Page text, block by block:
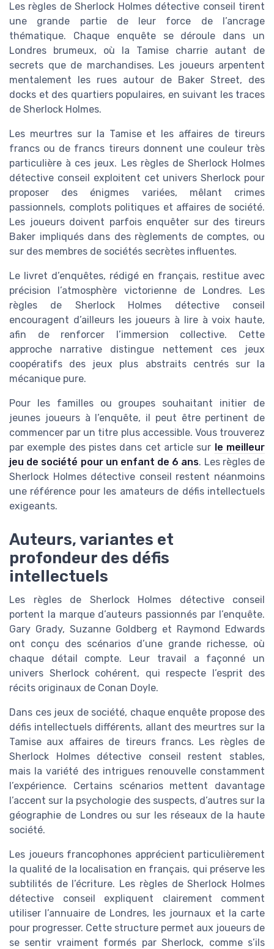
Les règles de Sherlock Holmes détective conseil tirent
une grande partie de leur force de l’ancrage
thématique. Chaque enquête se déroule dans un
Londres brumeux, où la Tamise charrie autant de
secrets que de marchandises. Les joueurs arpentent
mentalement les rues autour de Baker Street, des
docks et des quartiers populaires, en suivant les traces
de Sherlock Holmes.
Les meurtres sur la Tamise et les affaires de tireurs
francs ou de francs tireurs donnent une couleur très
particulière à ces jeux. Les règles de Sherlock Holmes
détective conseil exploitent cet univers Sherlock pour
proposer des énigmes variées, mêlant crimes
passionnels, complots politiques et affaires de société.
Les joueurs doivent parfois enquêter sur des tireurs
Baker impliqués dans des règlements de comptes, ou
sur des membres de sociétés secrètes influentes.
Le livret d’enquêtes, rédigé en français, restitue avec
précision l’atmosphère victorienne de Londres. Les
règles de Sherlock Holmes détective conseil
encouragent d’ailleurs les joueurs à lire à voix haute,
afin de renforcer l’immersion collective. Cette
approche narrative distingue nettement ces jeux
coopératifs des jeux plus abstraits centrés sur la
mécanique pure.
Pour les familles ou groupes souhaitant initier de
jeunes joueurs à l’enquête, il peut être pertinent de
commencer par un titre plus accessible. Vous trouverez
par exemple des pistes dans cet article sur le meilleur
jeu de société pour un enfant de 6 ans. Les règles de
Sherlock Holmes détective conseil restent néanmoins
une référence pour les amateurs de défis intellectuels
exigeants.
Auteurs, variantes et
profondeur des défis
intellectuels
Les règles de Sherlock Holmes détective conseil
portent la marque d’auteurs passionnés par l’enquête.
Gary Grady, Suzanne Goldberg et Raymond Edwards
ont conçu des scénarios d’une grande richesse, où
chaque détail compte. Leur travail a façonné un
univers Sherlock cohérent, qui respecte l’esprit des
récits originaux de Conan Doyle.
Dans ces jeux de société, chaque enquête propose des
défis intellectuels différents, allant des meurtres sur la
Tamise aux affaires de tireurs francs. Les règles de
Sherlock Holmes détective conseil restent stables,
mais la variété des intrigues renouvelle constamment
l’expérience. Certains scénarios mettent davantage
l’accent sur la psychologie des suspects, d’autres sur la
géographie de Londres ou sur les réseaux de la haute
société.
Les joueurs francophones apprécient particulièrement
la qualité de la localisation en français, qui préserve les
subtilités de l’écriture. Les règles de Sherlock Holmes
détective conseil expliquent clairement comment
utiliser l’annuaire de Londres, les journaux et la carte
pour progresser. Cette structure permet aux joueurs de
se sentir vraiment formés par Sherlock, comme s’ils